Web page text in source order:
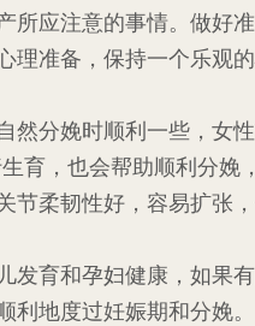
所应注意的事情。做好
理准备，保持一个乐观
然分娩时顺利一些，女
育，也会帮助顺利分娩
节柔韧性好，容易扩张
发育和孕妇健康，如果
利地度过妊娠期和分娩。